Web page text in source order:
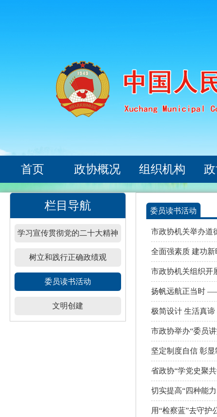
首页 政协概况 组织机构
栏目导航
学习宣传贯彻党的二十大精神
树立和践行正确政绩观
委员读书活动
文明创建
委员读书活动
市政协机关举办道
全面强素质 建功新
市政协机关组织开
扬帆远航正当时
极简设计 生活真
市政协举办“委员
坚定制度自信 彰
省政协“学党史聚
切实提高“四种能
用“检察蓝”去守